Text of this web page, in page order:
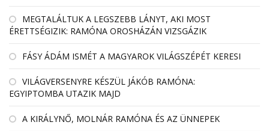
MEGTALÁLTUK A LEGSZEBB LÁNYT, AKI MOST
ÉRETTSÉGIZIK: RAMÓNA OROSHÁZÁN VIZSGÁZIK
FÁSY ÁDÁM ISMÉT A MAGYAROK VILÁGSZÉPÉT KERESI
VILÁGVERSENYRE KÉSZÜL JÁKÓB RAMÓNA:
EGYIPTOMBA UTAZIK MAJD
A KIRÁLYNŐ, MOLNÁR RAMÓNA ÉS AZ ÜNNEPEK